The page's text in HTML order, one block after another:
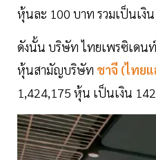
หุ้นละ 100 บาท รวมเป็นเงิ
ดังนั้น บริษัท ไทยเพรซิเดนท์
หุ้นสามัญบริษัท ชาจี (ไทย
1,424,175 หุ้น เป็นเงิน